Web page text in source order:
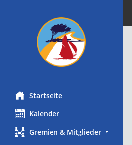
Startseite
Kalender
Gremien & Mitglieder